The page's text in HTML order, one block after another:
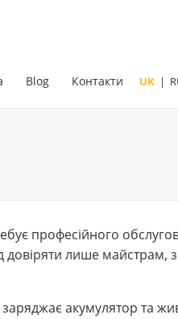
Blog Контакти UK |
професійного
довіряти лише майстрам,
акумулятор та